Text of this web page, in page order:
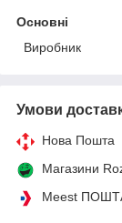
Основні
Виробник
Умови
Нова Пошта
Магазини
Meest